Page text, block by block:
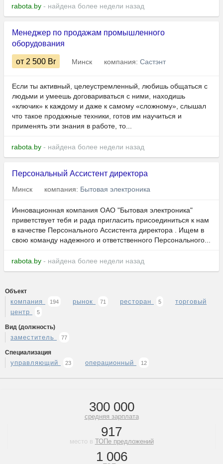
rabota.by - найдена более недели назад
Менеджер по продажам промышленного
оборудования
от 2 500 Br Минск компания: Састэнт
Если ты активный, целеустремленный, любишь общаться с
людьми и умеешь договариваться с ними, находишь
«ключик» к каждому и даже к самому «сложному», слышал
что такое продажные техники, готов им научиться и
применять эти знания в работе, то...
rabota.by - найдена более недели назад
Персональный Ассистент директора
Минск компания: Бытовая электроника
Инновационная компания ОАО "Бытовая электроника"
приветствует тебя и рада пригласить присоединиться к нам
в качестве Персонального Ассистента директора . Ищем в
свою команду надежного и ответственного Персонального...
rabota.by - найдена более недели назад
Объект
компания 194 рынок 71 ресторан 5
торговый
центр
5
Вид (должность)
заместитель 77
Специализация
управляющий 23 операционный 12
300 000
средняя зарплата
917
место в ТОПе предложений
1 006